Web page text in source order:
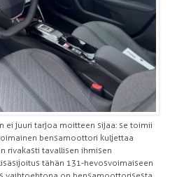
ei juuri tarjoa moitteen sijaa: se toimii
bensamoottori kuljettaa
rivakasti tavallisen ihmisen
tähän 131-hevosvoimaiseen